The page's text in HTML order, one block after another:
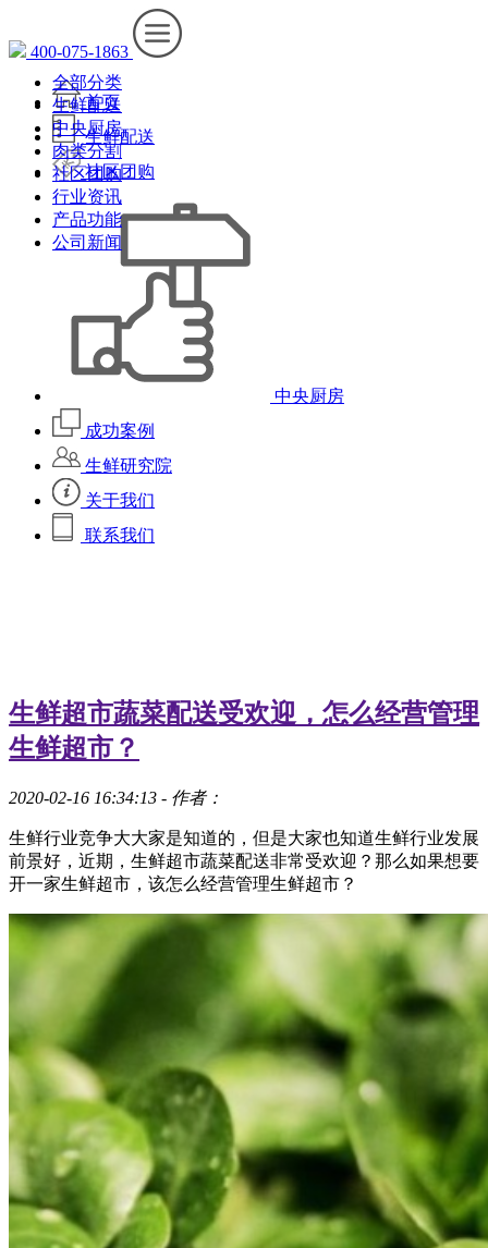
400-075-1863
首页
生鲜配送
社区团购
中央厨房
成功案例
生鲜研究院
关于我们
联系我们
全部分类
生鲜配送
中央厨房
肉类分割
社区团购
行业资讯
产品功能
公司新闻
生鲜超市蔬菜配送受欢迎，怎么经营管理
生鲜超市？
2020-02-16 16:34:13 - 作者：
生鲜行业竞争大大家是知道的，但是大家也知道生鲜行业发展
前景好，近期，生鲜超市蔬菜配送非常受欢迎？那么如果想要
开一家生鲜超市，该怎么经营管理生鲜超市？